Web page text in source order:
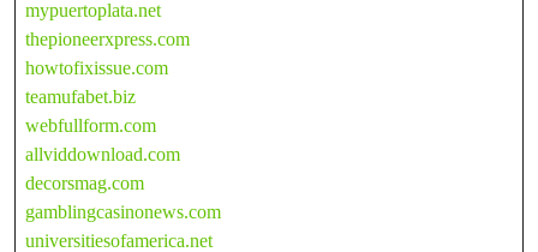
mypuertoplata.net
thepioneerxpress.com
howtofixissue.com
teamufabet.biz
webfullform.com
allviddownload.com
decorsmag.com
gamblingcasinonews.com
universitiesofamerica.net